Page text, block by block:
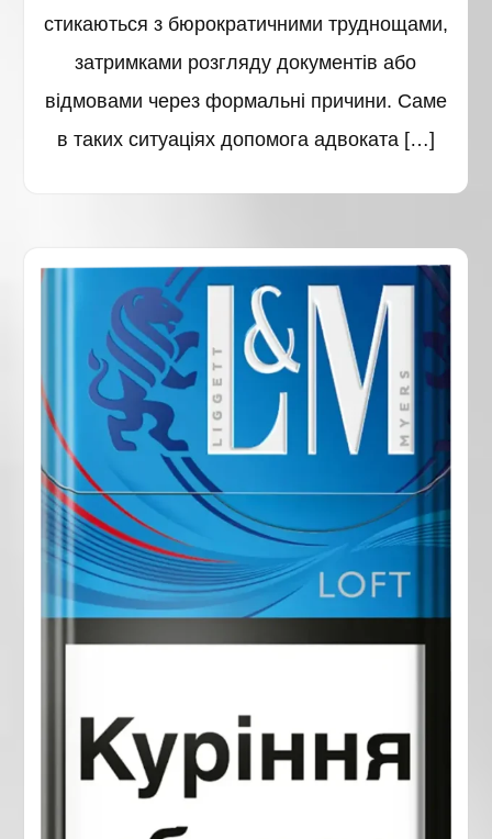
стикаються з бюрократичними труднощами,
затримками розгляду документів або
відмовами через формальні причини. Саме
в таких ситуаціях допомога адвоката […]